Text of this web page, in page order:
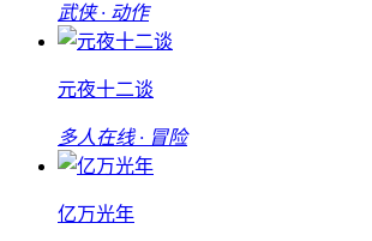
武侠 · 动作
元夜十二谈
多人在线 · 冒险
亿万光年